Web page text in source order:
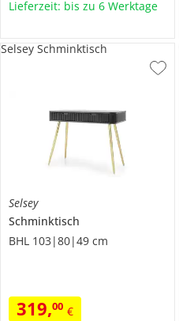
Lieferzeit: bis zu 6 Werktage
Selsey
Schminktisch
BHL 103|80|49 cm
319,00 €
Selsey Schminktisch